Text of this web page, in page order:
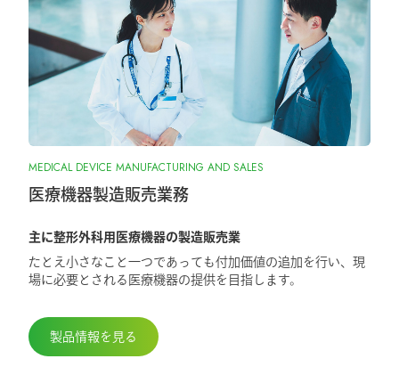
2026.1.7
『SurgiGear1.0システム』の販売終了のお
知らせ
2025.10.28
『ORIONフィンガージョイント』承認取
得しました
2025.5.29
第98回日本整形外科学会学術総会に出展
しました
MEDICAL DEVICE MANUFACTURING AND SALES
医療機器製造販売業務
主に整形外科用医療機器の製造販売業
たとえ小さなこと一つであっても付加価値の追加を行い、現
場に必要とされる医療機器の提供を目指します。
製品情報を見る